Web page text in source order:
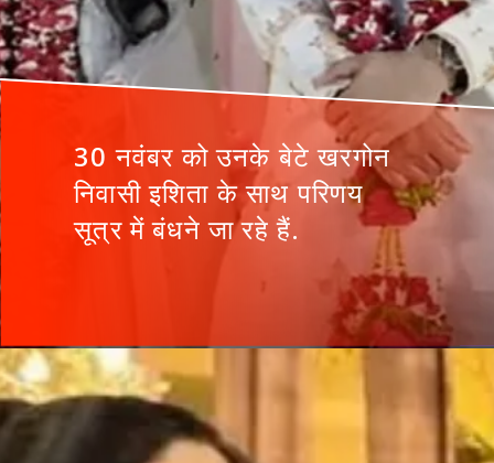
30 नवंबर को उनके बेटे खरगोन
निवासी इशिता के साथ परिणय
सूत्र में बंधने जा रहे हैं.